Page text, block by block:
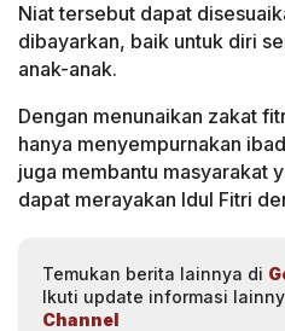
Niat tersebut dapat
dibayarkan, baik untuk diri
anak-anak.
Dengan menunaikan zakat
hanya menyempurnakan
juga membantu masyarakat
dapat merayakan Idul Fitri
Temukan berita lainnya di
Ikuti update informasi
Channel